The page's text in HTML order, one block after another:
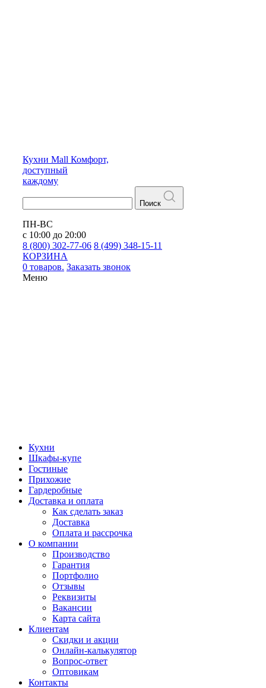
Кухни Mall Комфорт,
доступный
каждому
Поиск
ПН-ВС
с 10:00 до 20:00
8 (800) 302-77-06 8 (499) 348-15-11
КОРЗИНА
0 товаров. Заказать звонок
Меню
Кухни
Шкафы-купе
Гостиные
Прихожие
Гардеробные
Доставка и оплата
Как сделать заказ
Доставка
Оплата и рассрочка
О компании
Производство
Гарантия
Портфолио
Отзывы
Реквизиты
Вакансии
Карта сайта
Клиентам
Скидки и акции
Онлайн-калькулятор
Вопрос-ответ
Оптовикам
Контакты